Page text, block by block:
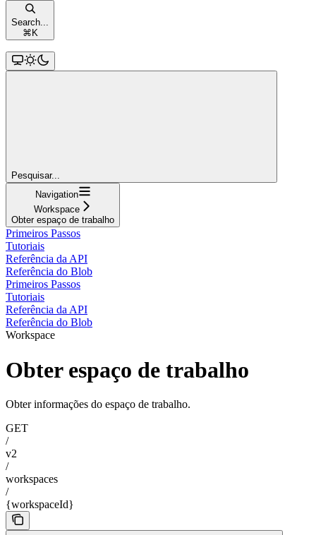
Search...
⌘ K
Pesquisar...
Navigation
Workspace
Obter espaço de trabalho
Primeiros Passos
Tutoriais
Referência da API
Referência do Blob
Primeiros Passos
Tutoriais
Referência da API
Referência do Blob
Workspace
Obter espaço de trabalho
Obter informações do espaço de trabalho.
GET
/
v2
/
workspaces
/
{workspaceId}